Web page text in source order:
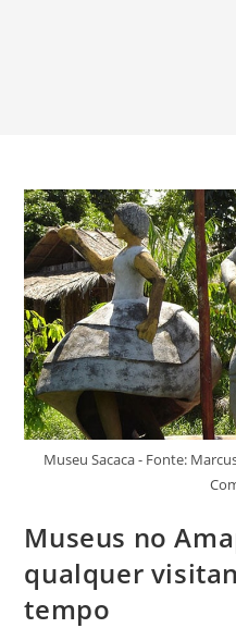
Museu Sacaca - Fonte:
Museus no
qualquer
tempo